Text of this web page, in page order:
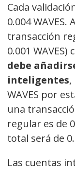
Cada
0.004 WAVES.
transacción
0.001
debe
inteligentes,
WAVES por
una
regular es de
total será de
Las cuentas